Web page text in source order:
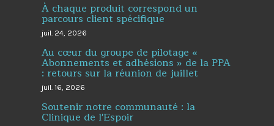
À chaque produit correspond un
parcours client spécifique
juil. 24, 2026
Au cœur du groupe de pilotage «
Abonnements et adhésions » de la PPA
: retours sur la réunion de juillet
juil. 16, 2026
Soutenir notre communauté : la
Clinique de l'Espoir